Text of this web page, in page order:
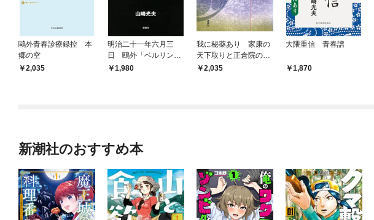
鷗外青春診療録控 本
郷の空
2,035
明治二十一年六月三
日 鴎外「ベルリン写
真」の謎を解く
1,980
我に秘薬あり 家康の
天下取りと正倉院の名
薬「紫雪」
2,035
大隈重信 青春譜
1,870
新潮社のおすすめ本